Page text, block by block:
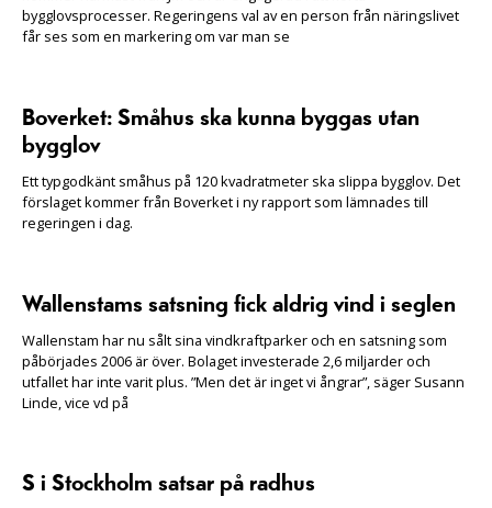
bygglovsprocesser. Regeringens val av en person från näringslivet
får ses som en markering om var man se
Boverket: Småhus ska kunna byggas utan
bygglov
Ett typgodkänt småhus på 120 kvadratmeter ska slippa bygglov. Det
förslaget kommer från Boverket i ny rapport som lämnades till
regeringen i dag.
Wallenstams satsning fick aldrig vind i seglen
Wallenstam har nu sålt sina vindkraftparker och en satsning som
påbörjades 2006 är över. Bolaget investerade 2,6 miljarder och
utfallet har inte varit plus. ”Men det är inget vi ångrar”, säger Susann
Linde, vice vd på
S i Stockholm satsar på radhus